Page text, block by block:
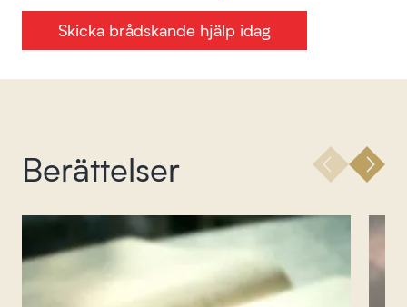
Skicka brådskande hjälp idag
Berättelser